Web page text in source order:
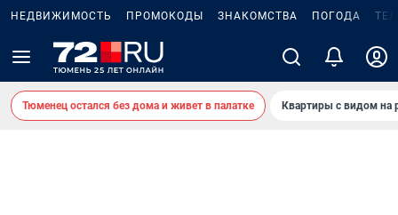
НЕДВИЖИМОСТЬ ПРОМОКОДЫ ЗНАКОМСТВА ПОГОДА
Тюменец остался без дома и живет в палатке Квартиры с видом на